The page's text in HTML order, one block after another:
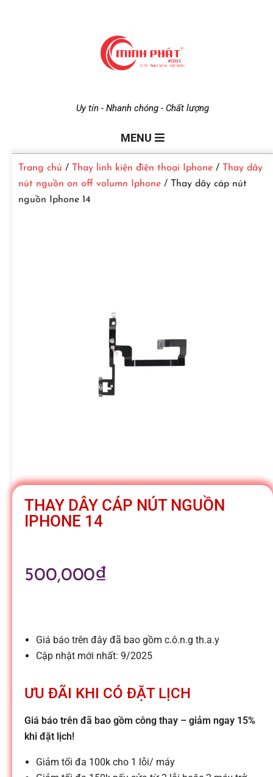
i
n
b
i
l
e
-
S
ử
a
Uy tín - Nhanh chóng - Chất lượng
MENU
Trang chủ / Thay linh kiện điện thoại Iphone /
Thay dây
nút nguồn on off volumn Iphone / Thay dây cáp nút
nguồn Iphone 14
THAY DÂY CÁP NÚT NGUỒN
IPHONE 14
500,000₫
Giá báo trên đây đã bao gồm c.ô.n.g th.a.y
Cập nhật mới nhất: 9/2025
ƯU ĐÃI KHI CÓ ĐẶT LỊCH
Giá báo trên đã bao gồm công thay – giảm ngay 15%
khi đặt lịch!
Giảm tối đa 100k cho 1 lỗi/ máy